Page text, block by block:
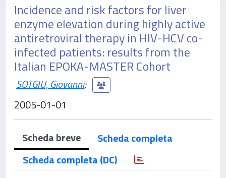
Incidence and risk factors for liver
enzyme elevation during highly active
antiretroviral therapy in HIV-HCV co-
infected patients: results from the
Italian EPOKA-MASTER Cohort
SOTGIU, Giovanni;
2005-01-01
Scheda breve
Scheda completa
Scheda completa (DC)